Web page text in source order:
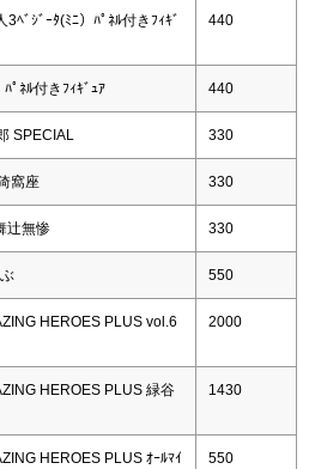
ﾍﾞｼﾞｰﾀ(ﾐﾆ）ﾊﾟﾈﾙ付きﾌｨｷﾞ
440
ﾟﾈﾙ付きﾌｨｷﾞｭｱ 440
SPECIAL 330
窩座 330
辻無惨 330
550
HEROES PLUS vol.6
2000
HEROES PLUS 緑谷
1430
HEROES PLUS ｵｰﾙﾏｲ
550